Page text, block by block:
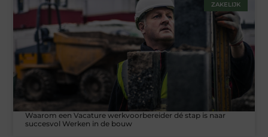
ZAKELIJK
Waarom een Vacature werkvoorbereider dé stap is naar
succesvol Werken in de bouw